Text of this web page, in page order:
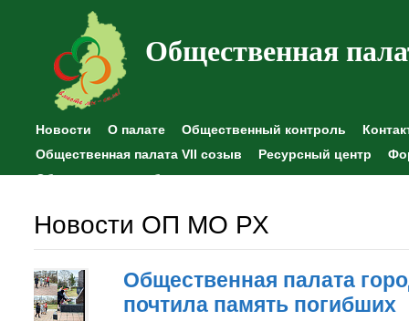
Общественная
Новости О палате Общественный контроль
Общественная палата VII созыв
Ресурсный центр
Общественные наблюдения
Новости ОП МО РХ
Общественная палата
почтила память погибших